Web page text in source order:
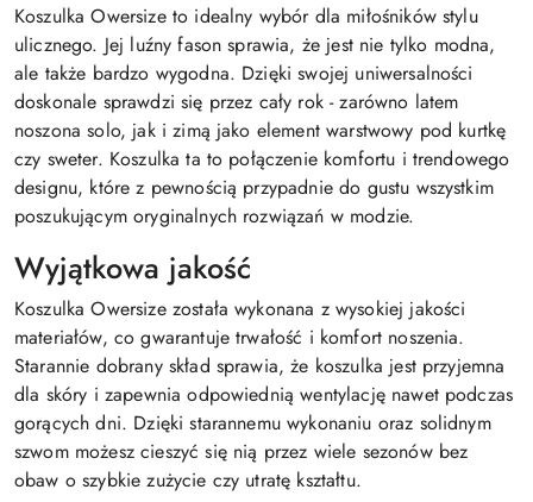
Koszulka Owersize to idealny wybór dla miłośników stylu
ulicznego. Jej luźny fason sprawia, że jest nie tylko modna,
ale także bardzo wygodna. Dzięki swojej uniwersalności
doskonale sprawdzi się przez cały rok - zarówno latem
noszona solo, jak i zimą jako element warstwowy pod kurtkę
czy sweter. Koszulka ta to połączenie komfortu i trendowego
designu, które z pewnością przypadnie do gustu wszystkim
poszukującym oryginalnych rozwiązań w modzie.
Wyjątkowa jakość
Koszulka Owersize została wykonana z wysokiej jakości
materiałów, co gwarantuje trwałość i komfort noszenia.
Starannie dobrany skład sprawia, że koszulka jest przyjemna
dla skóry i zapewnia odpowiednią wentylację nawet podczas
gorących dni. Dzięki starannemu wykonaniu oraz solidnym
szwom możesz cieszyć się nią przez wiele sezonów bez
obaw o szybkie zużycie czy utratę kształtu.